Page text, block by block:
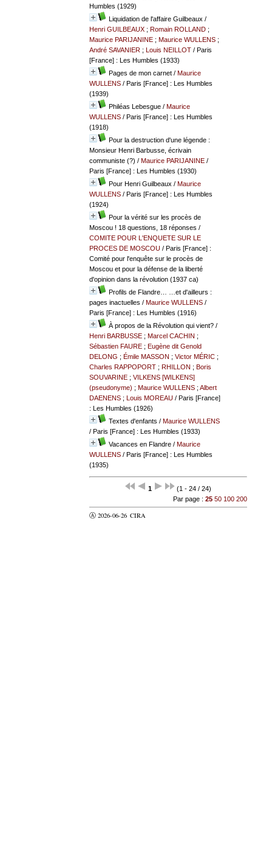
Humbles (1929)
Liquidation de l'affaire Guilbeaux /
Henri GUILBEAUX; Romain ROLLAND;
Maurice PARIJANINE; Maurice WULLENS;
André SAVANIER; Louis NEILLOT/ Paris
[France] : Les Humbles (1933)
Pages de mon carnet/ Maurice
WULLENS/ Paris [France] : Les Humbles
(1939)
Philéas Lebesgue/ Maurice
WULLENS/ Paris [France] : Les Humbles
(1918)
Pour la destruction d'une légende :
Monsieur Henri Barbusse, écrivain
communiste (?) / Maurice PARIJANINE/
Paris [France] : Les Humbles (1930)
Pour Henri Guilbeaux / Maurice
WULLENS/ Paris [France] : Les Humbles
(1924)
Pour la vérité sur les procès de
Moscou ! 18 questions, 18 réponses /
COMITE POUR L'ENQUETE SUR LE
PROCES DE MOSCOU/ Paris [France] :
Comité pour l'enquête sur le procès de
Moscou et pour la défense de la liberté
d'opinion dans la révolution (1937 ca)
Profils de Flandre… …et d'ailleurs :
pages inactuelles / Maurice WULLENS/
Paris [France] : Les Humbles (1916)
À propos de la Révolution qui vient?/
Henri BARBUSSE; Marcel CACHIN ;
Sébastien FAURE; Eugène dit Genold
DELONG ; Émile MASSON ; Victor MÉRIC;
Charles RAPPOPORT; RHILLON ; Boris
SOUVARINE; VILKENS [WILKENS]
(pseudonyme) ; Maurice WULLENS; Albert
DAENENS; Louis MOREAU/ Paris [France]
: Les Humbles (1926)
Textes d'enfants / Maurice WULLENS
/ Paris [France] : Les Humbles (1933)
Vacances en Flandre/ Maurice
WULLENS/ Paris [France] : Les Humbles
(1935)
1
(1 - 24 / 24)
Par page : 25 50 100 200
Ⓐ 2026-06-26 CIRA